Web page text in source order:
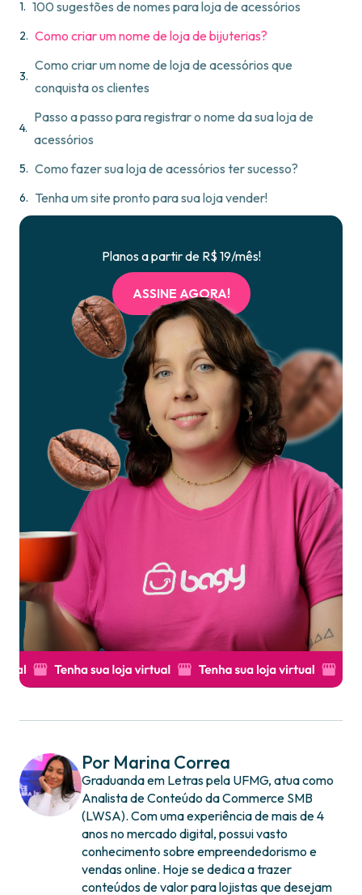
100 sugestões de nomes para loja de acessórios
Como criar um nome de loja de bijuterias?
Como criar um nome de loja de acessórios que
conquista os clientes
Passo a passo para registrar o nome da sua loja de
acessórios
Como fazer sua loja de acessórios ter sucesso?
Tenha um site pronto para sua loja vender!
Planos a partir de R$ 19/mês!
ASSINE AGORA!
Por Marina Correa
Graduanda em Letras pela UFMG, atua como
Analista de Conteúdo da Commerce SMB
(LWSA). Com uma experiência de mais de 4
anos no mercado digital, possui vasto
conhecimento sobre empreendedorismo e
vendas online. Hoje se dedica a trazer
conteúdos de valor para lojistas que desejam